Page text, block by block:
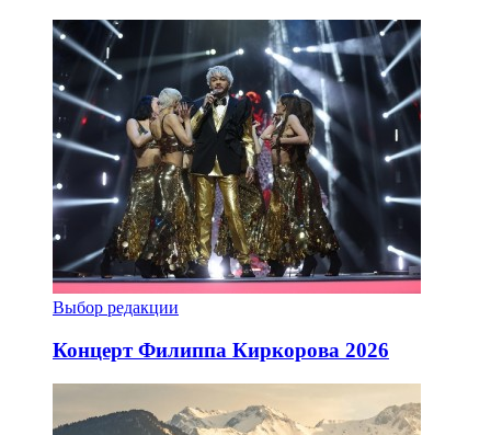
Выбор редакции
Концерт Филиппа Киркорова 2026